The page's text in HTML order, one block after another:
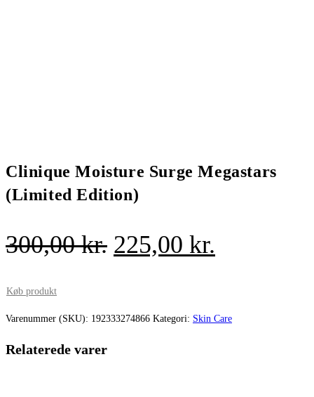
Clinique Moisture Surge Megastars
(Limited Edition)
300,00kr. Den
var:
225,00 kr.
er:
Køb produkt
Varenummer (SKU): 192333274866 Kategori: Skin Care
Relaterede varer